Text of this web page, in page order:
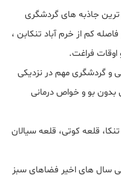
جاذبه‌ های گردشگری
کم از خرم‌ آباد تنکابن ،
اوقات فراغت.
و گردشگری مهم در نزدیکی
بدون بو و خواص درمانی
قلعه کوتی، قلعه سیالان
سال‌ های اخیر فضاهای سبز